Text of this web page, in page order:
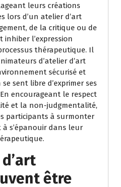
leurs créations
lors d’un atelier d’art
de la critique ou de
inhiber l’expression
thérapeutique. Il
d’atelier d’art
sécurisé et
sent libre d’exprimer ses
encourageant le respect
et la non-judgmentalité,
participants à surmonter
s’épanouir dans leur
être